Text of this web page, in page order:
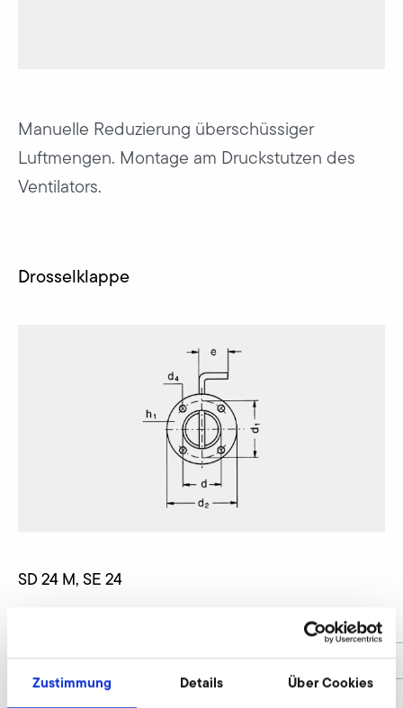
Zustimmung Details Über Cookies
Manuelle Reduzierung überschüssiger
Luftmengen. Montage am Druckstutzen des
Ventilators.
Drosselklappe
SD 24 M, SE 24
d1
45
68